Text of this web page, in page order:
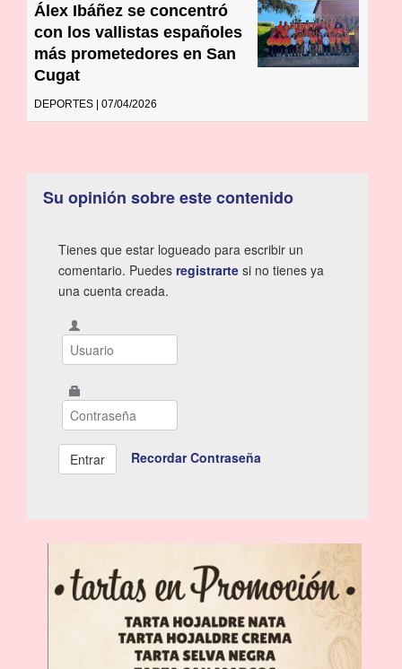
Álex Ibáñez se concentró
con los vallistas españoles
más prometedores en San
Cugat
DEPORTES | 07/04/2026
Su opinión sobre este contenido
Tienes que estar logueado para escribir un
comentario. Puedes registrarte si no tienes ya
una cuenta creada.
Recordar Contraseña